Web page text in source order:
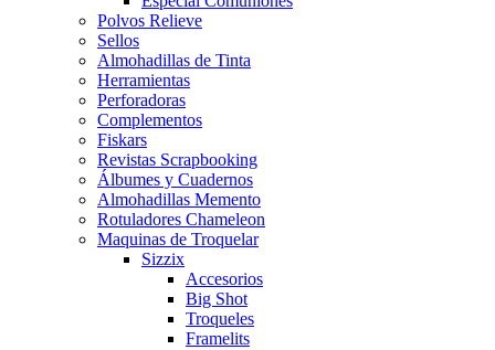
Polvos Relieve
Sellos
Almohadillas de Tinta
Herramientas
Perforadoras
Complementos
Fiskars
Revistas Scrapbooking
Álbumes y Cuadernos
Almohadillas Memento
Rotuladores Chameleon
Maquinas de Troquelar
Sizzix
Accesorios
Big Shot
Troqueles
Framelits